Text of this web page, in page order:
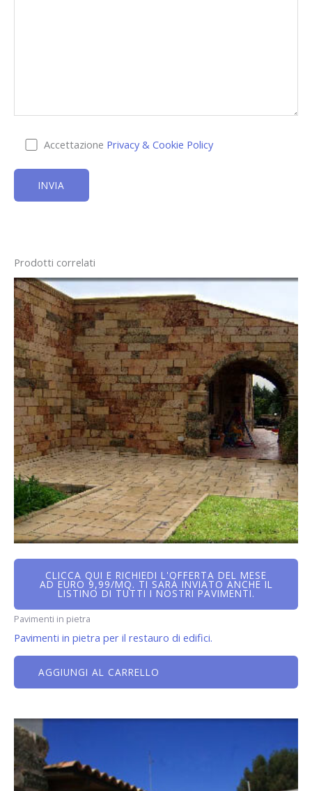
Accettazione Privacy & Cookie Policy
Prodotti correlati
CLICCA QUI E RICHIEDI L'OFFERTA DEL MESE
AD EURO 9,99/MQ. TI SARÀ INVIATO ANCHE IL
LISTINO DI TUTTI I NOSTRI PAVIMENTI.
Pavimenti in pietra
Pavimenti in pietra per il restauro di edifici.
AGGIUNGI AL CARRELLO